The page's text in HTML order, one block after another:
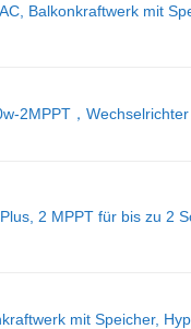
Balkonkraftwerk mit
2MPPT，
2 MPPT für bis zu 2
mit Speicher,